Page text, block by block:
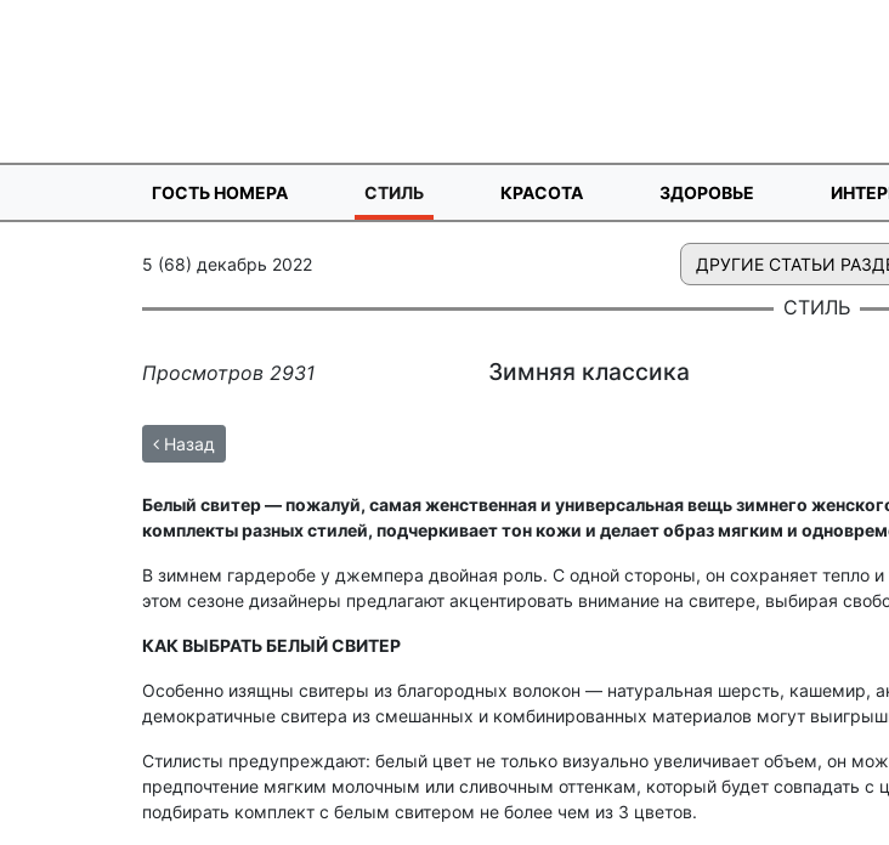
ГОСТЬ НОМЕРА СТИЛЬ КРАСОТА ЗДОРОВЬЕ
5 (68) декабрь 2022 ДРУГИЕ СТАТЬИ
СТИЛЬ
Просмотров 2931 Зимняя классика
Назад
Белый свитер — пожалуй, самая женственная и универсальная вещь зимнего
комплекты разных стилей, подчеркивает тон кожи и делает образ мягким и
В зимнем гардеробе у джемпера двойная роль. С одной стороны, он сохраняет тепло
этом сезоне дизайнеры предлагают акцентировать внимание на свитере, выбирая
КАК ВЫБРАТЬ БЕЛЫЙ СВИТЕР
Особенно изящны свитеры из благородных волокон — натуральная шерсть, кашемир,
демократичные свитера из смешанных и комбинированных материалов могут
Стилисты предупреждают: белый цвет не только визуально увеличивает объем, он
предпочтение мягким молочным или сливочным оттенкам, который будет совпадать с
подбирать комплект с белым свитером не более чем из 3 цветов.